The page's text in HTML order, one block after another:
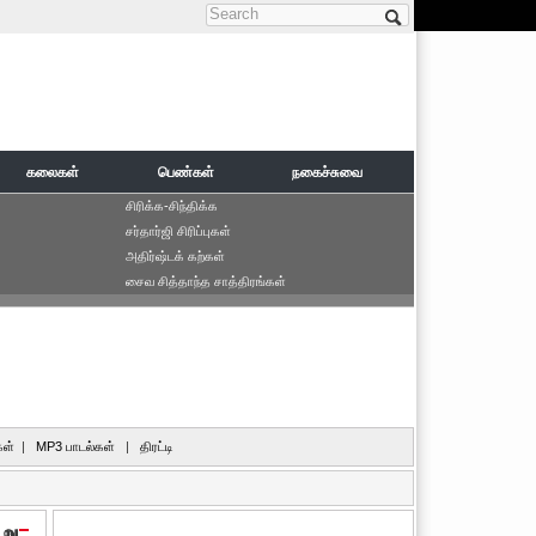
Search form
கலைகள் பெண்கள் நகைச்சுவை
சிரிக்க-சிந்திக்க
சர்தார்ஜி சிரிப்புகள்
அதிர்ஷ்டக் கற்கள்
சைவ சித்தாந்த சாத்திரங்கள்
| MP3 பாடல்கள் | திரட்டி